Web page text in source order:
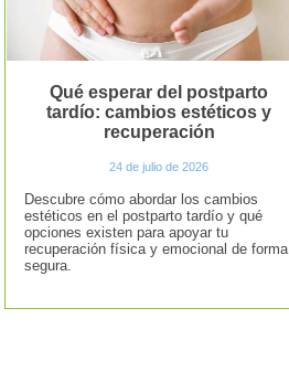
Qué esperar del postparto
tardío: cambios estéticos y
recuperación
24 de julio de 2026
Descubre cómo abordar los cambios
estéticos en el postparto tardío y qué
opciones existen para apoyar tu
recuperación física y emocional de forma
segura.